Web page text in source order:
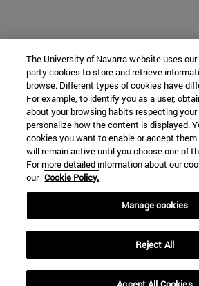
The University of Navarra website uses
party cookies to store and retrieve
browse. Different types of cookies have
For example, to identify you as a user,
about your browsing habits respecting your
personalize how the content is displayed.
cookies you want to enable or accept them
will remain active until you choose one of
For more detailed information about our
our Cookie Policy.
Manage cookies
Reject All